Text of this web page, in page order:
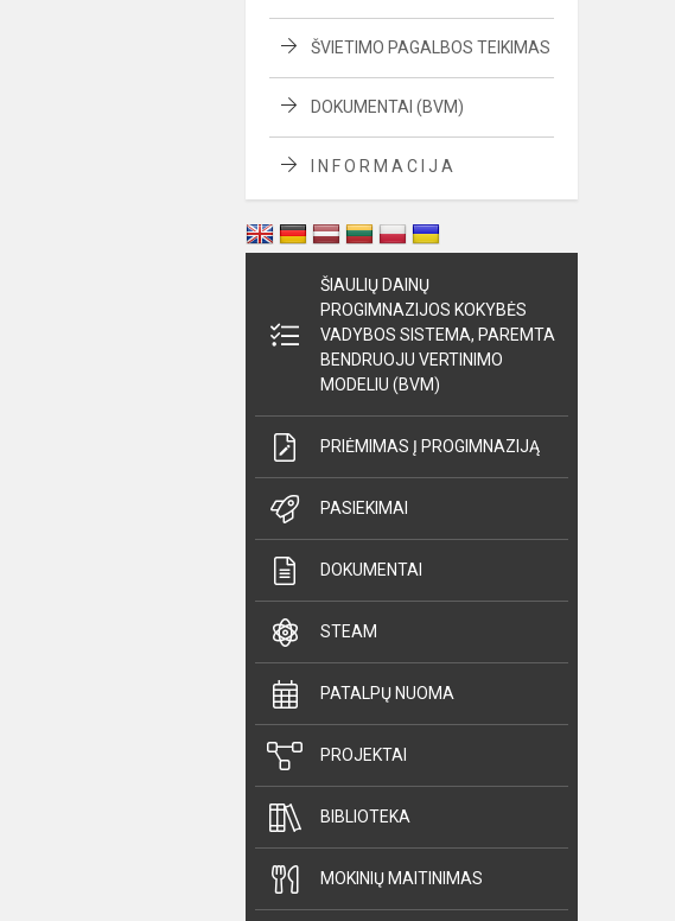
ŠVIETIMO PAGALBOS TEIKIMAS
DOKUMENTAI (BVM)
I N F O R M A C I J A
ŠIAULIŲ DAINŲ
PROGIMNAZIJOS KOKYBĖS
VADYBOS SISTEMA, PAREMTA
BENDRUOJU VERTINIMO
MODELIU (BVM)
PRIĖMIMAS Į PROGIMNAZIJĄ
PASIEKIMAI
DOKUMENTAI
STEAM
PATALPŲ NUOMA
PROJEKTAI
BIBLIOTEKA
MOKINIŲ MAITINIMAS